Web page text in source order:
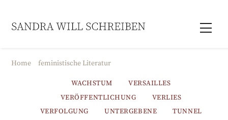
content
Home feministische Literatur
WACHSTUM
VERSAILLES
VERÖFFENTLICHUNG
VERLIES
VERFOLGUNG
UNTERGEBENE
TUNNEL